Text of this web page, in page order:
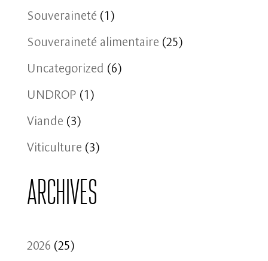
Souveraineté (1)
Souveraineté alimentaire (25)
Uncategorized (6)
UNDROP (1)
Viande (3)
Viticulture (3)
Archives
2026 (25)